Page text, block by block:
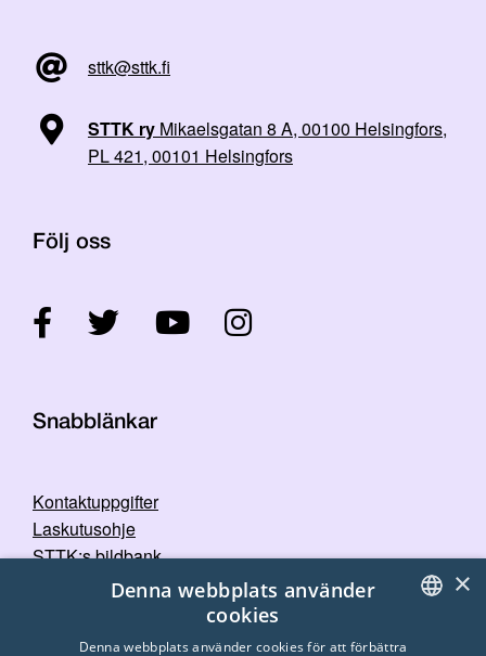
sttk@sttk.fi
STTK ry Mikaelsgatan 8 A, 00100 Helsingfors,
PL 421, 00101 Helsingfors
Följ oss
Snabblänkar
Kontaktuppgifter
Laskutusohje
STTK:s bildbank
Dataskyddspolicy
FINNISH
×
Denna webbplats använder
cookies
Denna webbplats använder cookies för att förbättra